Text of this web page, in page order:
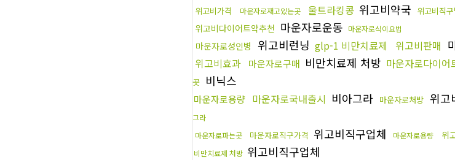
위고비가격 마운자로재고있는곳 울트라킹콩 위고비약국 위고비직
위고비다이어트약추천 마운자로운동 마운자로식이요법
마운자로성인병 위고비런닝 glp-1 비만치료제 위고비판매
위고비효과 마운자로구매 비만치료제 처방 마운자로다이어
곳 비닉스
마운자로용량 마운자로국내출시 비아그라 마운자로처방 위고
그라
마운자로파는곳
마운자로직구가격 위고비직구업체 마운자로용량 위
비만치료제 처방 위고비직구업체